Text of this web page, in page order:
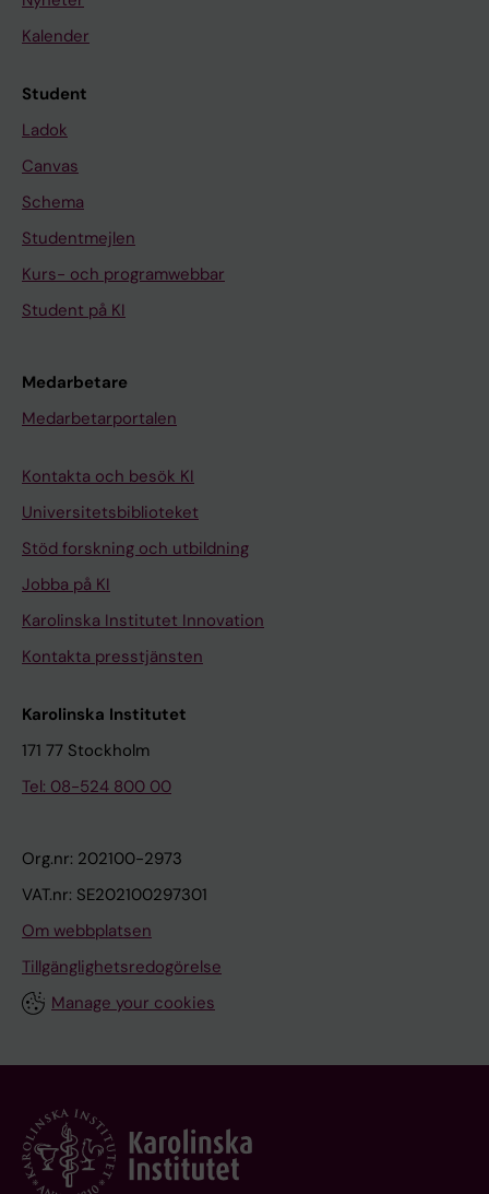
Kalender
Student
Ladok
Canvas
Schema
Studentmejlen
Kurs- och programwebbar
Student på KI
Medarbetare
Medarbetarportalen
Kontakta och besök KI
Universitetsbiblioteket
Stöd forskning och utbildning
Jobba på KI
Karolinska Institutet Innovation
Kontakta presstjänsten
Karolinska Institutet
171 77 Stockholm
Tel: 08-524 800 00
Org.nr: 202100-2973
VAT.nr: SE202100297301
Om webbplatsen
Tillgänglighetsredogörelse
Manage your cookies